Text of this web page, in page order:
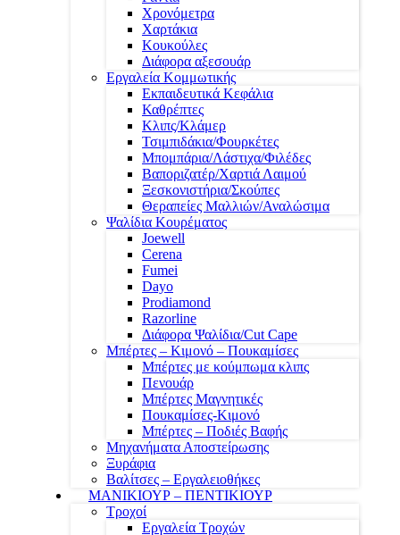
Χρονόμετρα
Χαρτάκια
Κουκούλες
Διάφορα αξεσουάρ
Εργαλεία Κομμωτικής
Εκπαιδευτικά Κεφάλια
Καθρέπτες
Κλιπς/Κλάμερ
Τσιμπιδάκια/Φουρκέτες
Μπομπάρια/Λάστιχα/Φιλέδες
Βαποριζατέρ/Χαρτιά Λαιμού
Ξεσκονιστήρια/Σκούπες
Θεραπείες Μαλλιών/Αναλώσιμα
Ψαλίδια Κουρέματος
Joewell
Cerena
Fumei
Dayo
Prodiamond
Razorline
Διάφορα Ψαλίδια/Cut Cape
Μπέρτες – Κιμονό – Πουκαμίσες
Μπέρτες με κούμπωμα κλιπς
Πενουάρ
Μπέρτες Μαγνητικές
Πουκαμίσες-Κιμονό
Μπέρτες – Ποδιές Βαφής
Μηχανήματα Αποστείρωσης
Ξυράφια
Βαλίτσες – Εργαλειοθήκες
ΜΑΝΙΚΙΟΥΡ – ΠΕΝΤΙΚΙΟΥΡ
Τροχοί
Εργαλεία Τροχών